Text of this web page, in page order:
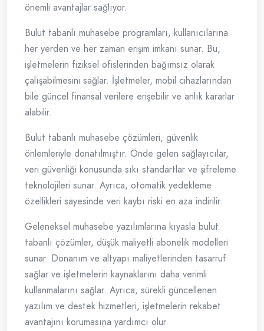
önemli avantajlar sağlıyor.
Bulut tabanlı muhasebe programları, kullanıcılarına
her yerden ve her zaman erişim imkanı sunar. Bu,
işletmelerin fiziksel ofislerinden bağımsız olarak
çalışabilmesini sağlar. İşletmeler, mobil cihazlarından
bile güncel finansal verilere erişebilir ve anlık kararlar
alabilir.
Bulut tabanlı muhasebe çözümleri, güvenlik
önlemleriyle donatılmıştır. Önde gelen sağlayıcılar,
veri güvenliği konusunda sıkı standartlar ve şifreleme
teknolojileri sunar. Ayrıca, otomatik yedekleme
özellikleri sayesinde veri kaybı riski en aza indirilir.
Geleneksel muhasebe yazılımlarına kıyasla bulut
tabanlı çözümler, düşük maliyetli abonelik modelleri
sunar. Donanım ve altyapı maliyetlerinden tasarruf
sağlar ve işletmelerin kaynaklarını daha verimli
kullanmalarını sağlar. Ayrıca, sürekli güncellenen
yazılım ve destek hizmetleri, işletmelerin rekabet
avantajını korumasına yardımcı olur.